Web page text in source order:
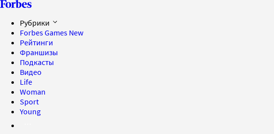
Рубрики
Forbes Games New
Рейтинги
Франшизы
Подкасты
Видео
Life
Woman
Sport
Young